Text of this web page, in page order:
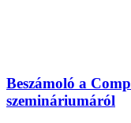
Beszámoló a
szemináriumáról